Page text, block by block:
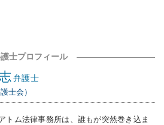
士プロフィール
弁護士
士会）
トム法律事務所は、誰もが突然巻き込ま